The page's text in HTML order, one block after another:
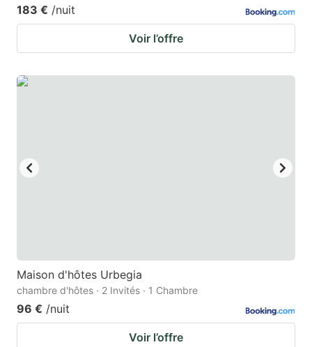
183 € /nuit
Voir l’offre
Maison d'hôtes Urbegia
chambre d'hôtes · 2 Invités · 1 Chambre
96 € /nuit
Voir l’offre